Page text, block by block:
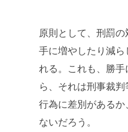
原則として、刑罰
手に増やしたり減
れる。これも、勝
ら、それは刑事裁
行為に差別があるか
ないだろう。